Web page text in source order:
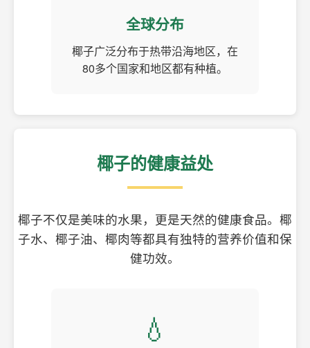
全球分布
椰子广泛分布于热带沿海地区，在
80多个国家和地区都有种植。
椰子的健康益处
椰子不仅是美味的水果，更是天然的健康食品。椰
子水、椰子油、椰肉等都具有独特的营养价值和保
健功效。
💧